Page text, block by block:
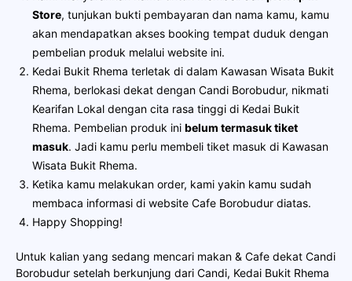
Store, tunjukan bukti pembayaran dan nama kamu, kamu
akan mendapatkan akses booking tempat duduk dengan
pembelian produk melalui website ini.
Kedai Bukit Rhema terletak di dalam Kawasan Wisata Bukit
Rhema, berlokasi dekat dengan Candi Borobudur, nikmati
Kearifan Lokal dengan cita rasa tinggi di Kedai Bukit
Rhema. Pembelian produk ini belum termasuk tiket
masuk. Jadi kamu perlu membeli tiket masuk di Kawasan
Wisata Bukit Rhema.
Ketika kamu melakukan order, kami yakin kamu sudah
membaca informasi di website Cafe Borobudur diatas.
Happy Shopping!
Untuk kalian yang sedang mencari makan & Cafe dekat Candi
Borobudur setelah berkunjung dari Candi, Kedai Bukit Rhema